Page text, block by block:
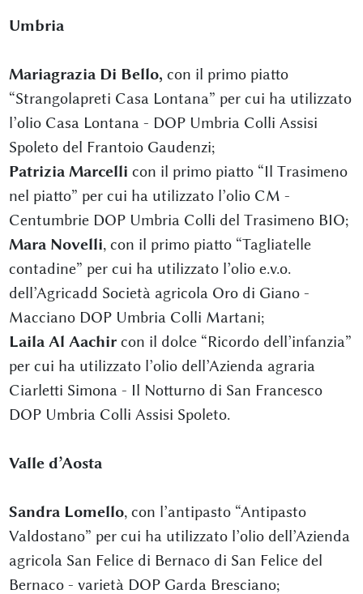
Umbria
Mariagrazia Di Bello, con il primo piatto
“Strangolapreti Casa Lontana” per cui ha utilizzato
l’olio Casa Lontana - DOP Umbria Colli Assisi
Spoleto del Frantoio Gaudenzi;
Patrizia Marcelli con il primo piatto “Il Trasimeno
nel piatto” per cui ha utilizzato l’olio CM -
Centumbrie DOP Umbria Colli del Trasimeno BIO;
Mara Novelli, con il primo piatto “Tagliatelle
contadine” per cui ha utilizzato l’olio e.v.o.
dell’Agricadd Società agricola Oro di Giano -
Macciano DOP Umbria Colli Martani;
Laila Al Aachircon il dolce “Ricordo dell’infanzia”
per cui ha utilizzato l’olio dell’Azienda agraria
Ciarletti Simona - Il Notturno di San Francesco
DOP Umbria Colli Assisi Spoleto.
Valle d’Aosta
Sandra Lomello, con l’antipasto “Antipasto
Valdostano” per cui ha utilizzato l’olio dell’Azienda
agricola San Felice di Bernaco di San Felice del
Bernaco - varietà DOP Garda Bresciano;